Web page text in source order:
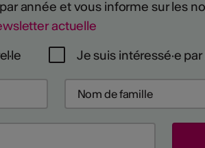
année et vous informe sur les
actuelle
Je suis intéressé·e